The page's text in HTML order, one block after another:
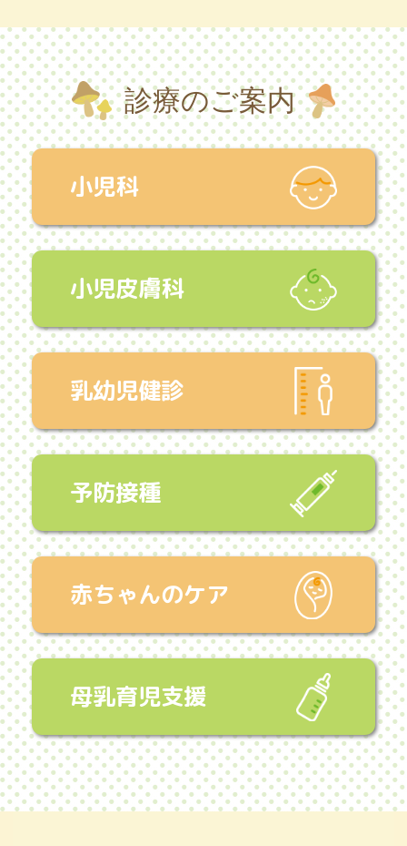
平日16時以降と土曜日10時30分以
降の診察順に関する運用変更のお知ら
せ
現在、上記の時間帯において、順番予約を
お取りの方が予定時刻にご不在となるケー
スが増えており、後にお待ちの患者様の待
ち時間が長引く状況が発生しております。
つきましては、待ち時間の短縮とスムーズ
な診療のため、平日は16時以降、土曜日は
10時30分以降の運用を以下の通り変更
ていただきます。なお、
平日15～16時、土
曜日9～10時30分は今まで通り順番予約順
に診察となります。
〇
平日16時以降、土曜日10時30分以降は来
院順に
「クリニックへ来院された順番」で診察
をご案内いたします。
状況により順番が前後することがござい
ます。あらかじめご了承ください。
〇
システムからの予約は、これまで通り必
要となります。
〇
遅れる場合のお願い
予約時間に間に合わない場合は、お早め
にお電話またはLINEにてご連絡をお願いい
たします。
一人でも多くの患者様がスムーズに受診で
きるよう、皆様のご理解とご協力をお願い
申し上げます。
8月の母乳育児相談
診療のご案内
小児科
小児皮膚科
乳幼児健診
予防接種
赤ちゃんのケア
母乳育児支援